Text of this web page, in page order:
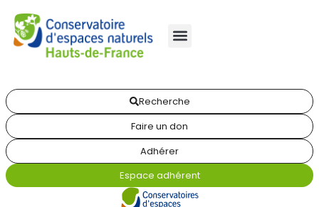
Recherche
Faire un don
Adhérer
Espace adhérent